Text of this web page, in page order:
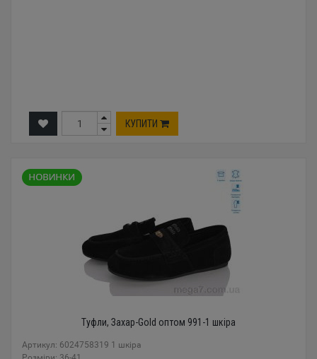
КУПИТИ
Туфли, Захар-Gold оптом 991-1 шкіра
Артикул: 6024758319 1 шкіра